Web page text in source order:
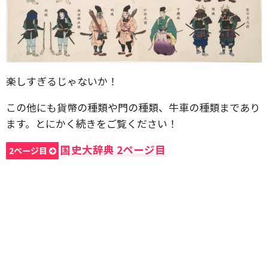
楽しすぎるじゃないか！
この他にも貨幣の種類や門の種類、牛車の種類まであり
ます。とにかく続きをご覧ください！
2ページ目 国史大辞典 2ページ目